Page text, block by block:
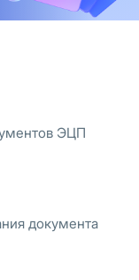
ЭЦП
документа